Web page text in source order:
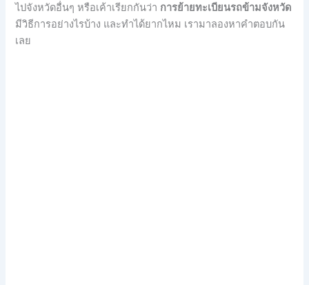
ไปจังหวัดอื่นๆ หรือเค้าเรียกกันว่า การย้ายทะเบียนรถข้ามจังหวัด
มีวิธีการอย่างไรบ้าง และทำได้ยากไหม เรามาลองหาคำตอบกัน
เลย